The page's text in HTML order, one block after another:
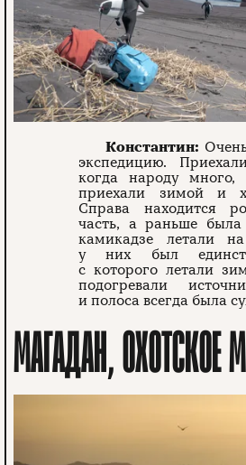
Константин:
экспедицию.
когда народу
приехали зимой и
Справа находится
часть, а раньше
камикадзе летали
у них был
с которого летали
подогревали
и полоса всегда была
МАГАДАН, ОХОТСКОЕ